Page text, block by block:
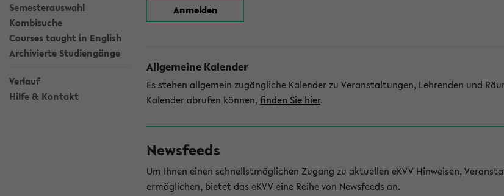
Semesterauswahl
Kombisuche
Courses taught in English
Archivierte Studiengänge
Verlauf
Hilfe & Kontakt
Anmelden
Allgemeine Kalender
Es stehen allgemein zugängliche Kalender zu Veranstaltungen, Lehrenden und
Kalender abrufen können, finden Sie hier.
Newsfeeds
Um Ihnen einen schnellstmöglichen Zugang zu aktuellen eKVV Hinweisen,
ermöglichen, bietet das eKVV eine Reihe von Newsfeeds an.